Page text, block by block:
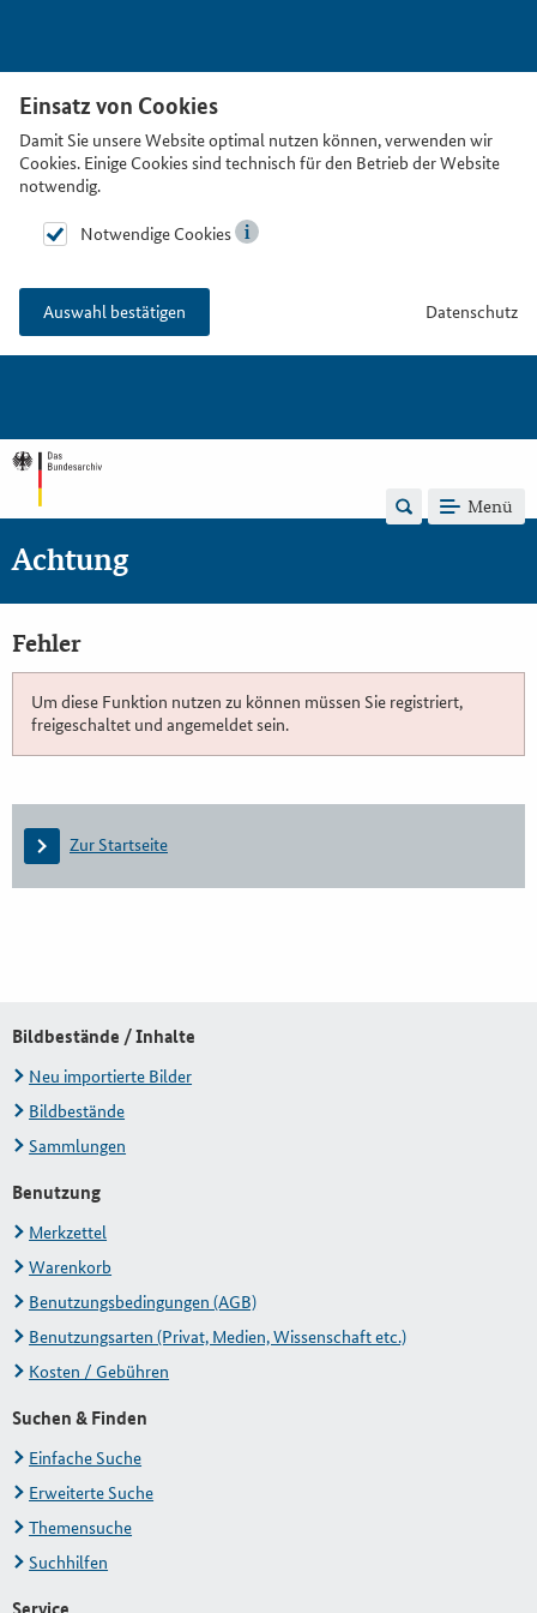
Einsatz von Cookies
Damit Sie unsere Website optimal nutzen können, verwenden wir
Cookies. Einige Cookies sind technisch für den Betrieb der Website
notwendig.
Notwendige Cookies
Auswahl bestätigen Datenschutz
Menü
Achtung
Fehler
Um diese Funktion nutzen zu können müssen Sie registriert,
freigeschaltet und angemeldet sein.
Zur Startseite
Bildbestände / Inhalte
Neu importierte Bilder
Bildbestände
Sammlungen
Benutzung
Merkzettel
Warenkorb
Benutzungsbedingungen (AGB)
Benutzungsarten (Privat, Medien, Wissenschaft etc.)
Kosten / Gebühren
Suchen & Finden
Einfache Suche
Erweiterte Suche
Themensuche
Suchhilfen